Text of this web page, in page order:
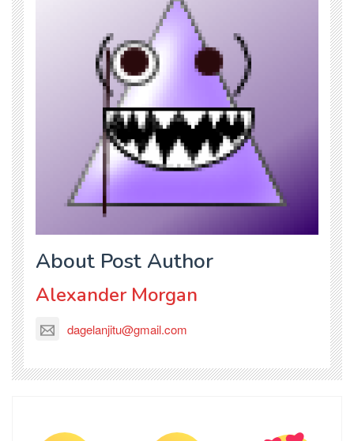
About Post Author
Alexander Morgan
dagelanjitu@gmail.com